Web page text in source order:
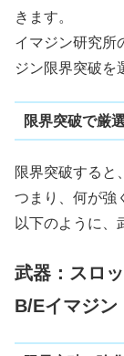
きます。
イマジン研究所
ジン限界突破を
限界突破で厳
限界突破すると
つまり、何が強
以下のように、
武器：スロ
B/Eイマジン